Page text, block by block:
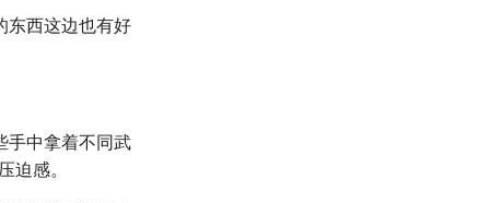
东西这边也有好
手中拿着不同武
迫感。